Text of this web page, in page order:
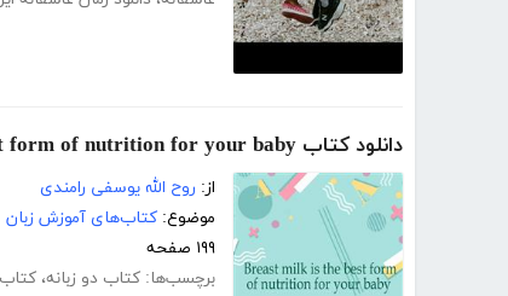
دانلود کتاب Breast milk is the best form of nutrition for your baby
از: روح الله یوسفی رامندی
موضوع: کتاب‌های آموزش زبان
۱۹۹ صفحه
برچسب‌ها: کتاب دو زبانه،